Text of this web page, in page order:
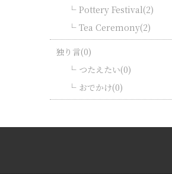
Pottery Festival(2)
Tea Ceremony(2)
独り言(0)
つたえたい(0)
おでかけ(0)